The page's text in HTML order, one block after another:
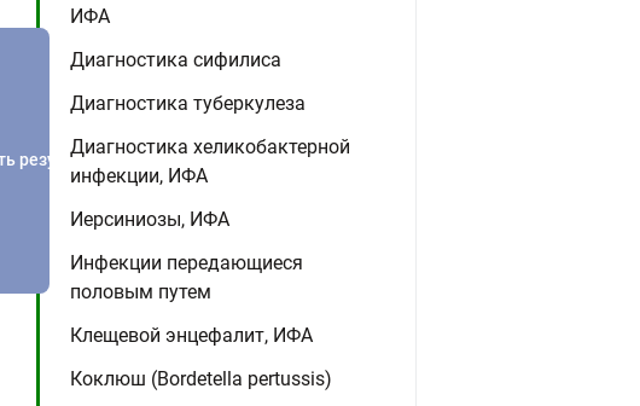
ИФА
Диагностика сифилиса
Диагностика туберкулеза
Диагностика хеликобактерной
инфекции, ИФА
Иерсиниозы, ИФА
Инфекции передающиеся
половым путем
Клещевой энцефалит, ИФА
Коклюш (Bordetella pertussis)
результатов